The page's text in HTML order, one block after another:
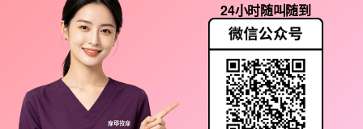
24小时随叫随到